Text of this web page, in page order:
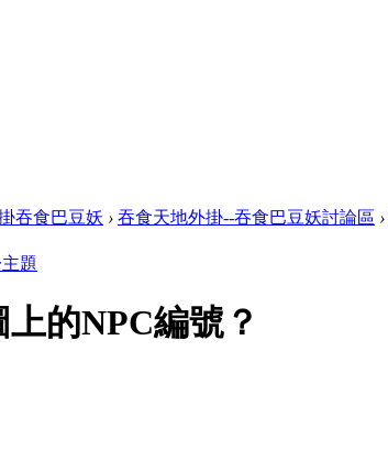
吞食巴豆妖 › 吞食天地外掛--吞食巴豆妖討論區 ›
的NPC編號？